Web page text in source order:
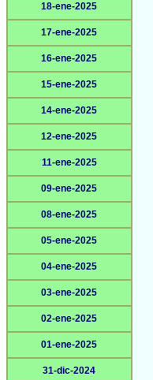
18-ene-2025
17-ene-2025
16-ene-2025
15-ene-2025
14-ene-2025
12-ene-2025
11-ene-2025
09-ene-2025
08-ene-2025
05-ene-2025
04-ene-2025
03-ene-2025
02-ene-2025
01-ene-2025
31-dic-2024